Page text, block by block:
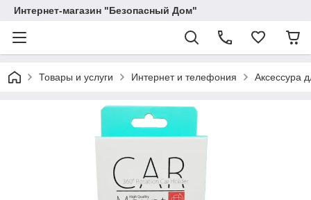
Интернет-магазин "Безопасный Дом"
Товары и услуги Интернет и телефония Аксессура